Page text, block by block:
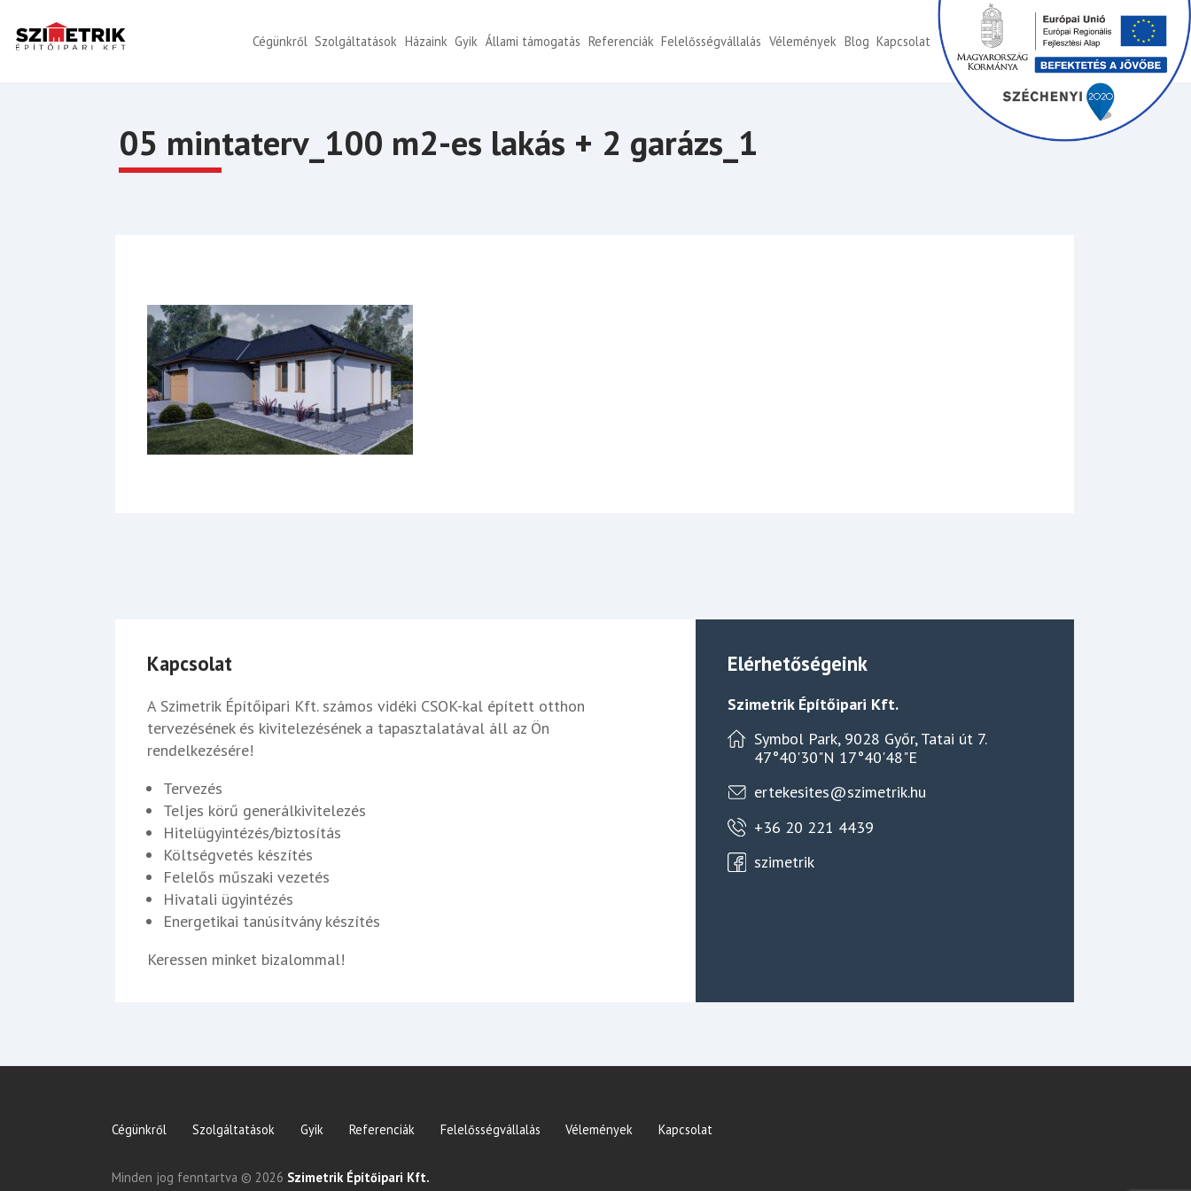
Cégünkről Szolgáltatások Házaink Gyik Állami támogatás Referenciák Felelősségvállalás Vélemények Blog Kapcsolat
05 mintaterv_100 m2-es lakás + 2 garázs_1
Kapcsolat
A Szimetrik Építőipari Kft. számos vidéki CSOK-kal épített otthon
tervezésének és kivitelezésének a tapasztalatával áll az Ön
rendelkezésére!
Tervezés
Teljes körű generálkivitelezés
Hitelügyintézés/biztosítás
Költségvetés készítés
Felelős műszaki vezetés
Hivatali ügyintézés
Energetikai tanúsítvány készítés
Keressen minket bizalommal!
Elérhetőségeink
Szimetrik Építőipari Kft.
Symbol Park, 9028 Győr, Tatai út 7.
47°40'30"N 17°40'48"E
ertekesites@szimetrik.hu
+36 20 221 4439
szimetrik
Cégünkről Szolgáltatások Gyik Referenciák Felelősségvállalás Vélemények Kapcsolat
Minden jog fenntartva © 2026 Szimetrik Építőipari Kft.